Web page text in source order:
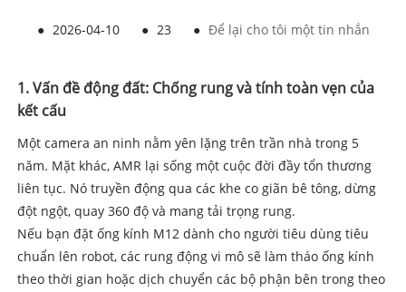
● 2026-04-10 ● 23 ● Để lại cho tôi một tin nhắn
1. Vấn đề động đất: Chống rung và tính toàn vẹn của
kết cấu
Một camera an ninh nằm yên lặng trên trần nhà trong 5
năm. Mặt khác, AMR lại sống một cuộc đời đầy tổn thương
liên tục. Nó truyền động qua các khe co giãn bê tông, dừng
đột ngột, quay 360 độ và mang tải trọng rung.
Nếu bạn đặt ống kính M12 dành cho người tiêu dùng tiêu
chuẩn lên robot, các rung động vi mô sẽ làm tháo ống kính
theo thời gian hoặc dịch chuyển các bộ phận bên trong theo